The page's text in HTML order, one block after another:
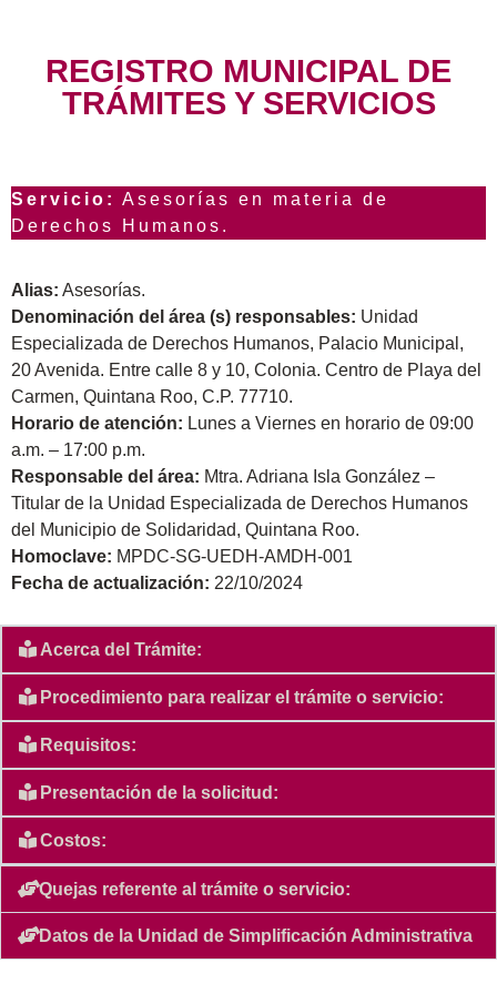
REGISTRO MUNICIPAL DE
TRÁMITES Y SERVICIOS
Servicio: Asesorías en materia de
Derechos Humanos.
Alias: Asesorías.
Denominación del área (s) responsables: Unidad
Especializada de Derechos Humanos, Palacio Municipal,
20 Avenida. Entre calle 8 y 10, Colonia. Centro de Playa del
Carmen, Quintana Roo, C.P. 77710.
Horario de atención: Lunes a Viernes en horario de 09:00
a.m. – 17:00 p.m.
Responsable del área: Mtra. Adriana Isla González –
Titular de la Unidad Especializada de Derechos Humanos
del Municipio de Solidaridad, Quintana Roo.
Homoclave: MPDC-SG-UEDH-AMDH-001
Fecha de actualización: 22/10/2024
Acerca del Trámite:
Procedimiento para realizar el trámite o servicio:
Requisitos:
Presentación de la solicitud:
Costos:
Quejas referente al trámite o servicio:
Datos de la Unidad de Simplificación Administrativa